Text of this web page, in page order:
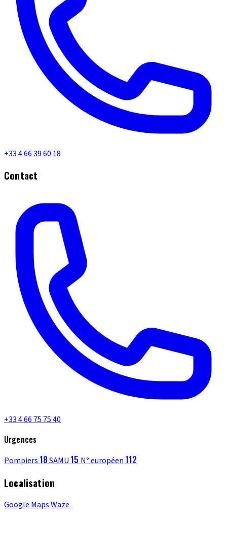
+33 4 66 39 60 18
Contact
+33 4 66 75 75 40
Urgences
Pompiers 18SAMU 15 N° européen 112
Localisation
Google MapsWaze